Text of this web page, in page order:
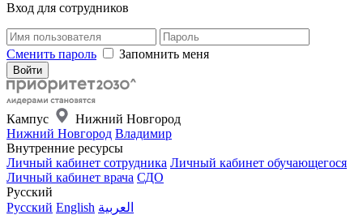
Вход для сотрудников
Сменить пароль Запомнить меня
Кампус
Нижний Новгород
Нижний Новгород Владимир
Внутренние ресурсы
Личный кабинет сотрудника Личный кабинет обучающегося
Личный кабинет врача СДО
Русский
Русский English العربية